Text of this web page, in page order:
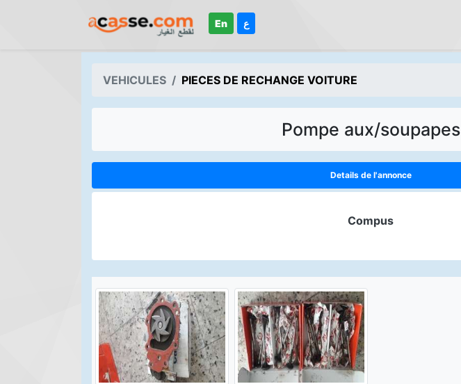
En ع
VEHICULES PIECES DE RECHANGE VOITURE
Pompe aux/soupapes
Details de l'annonce
Compus